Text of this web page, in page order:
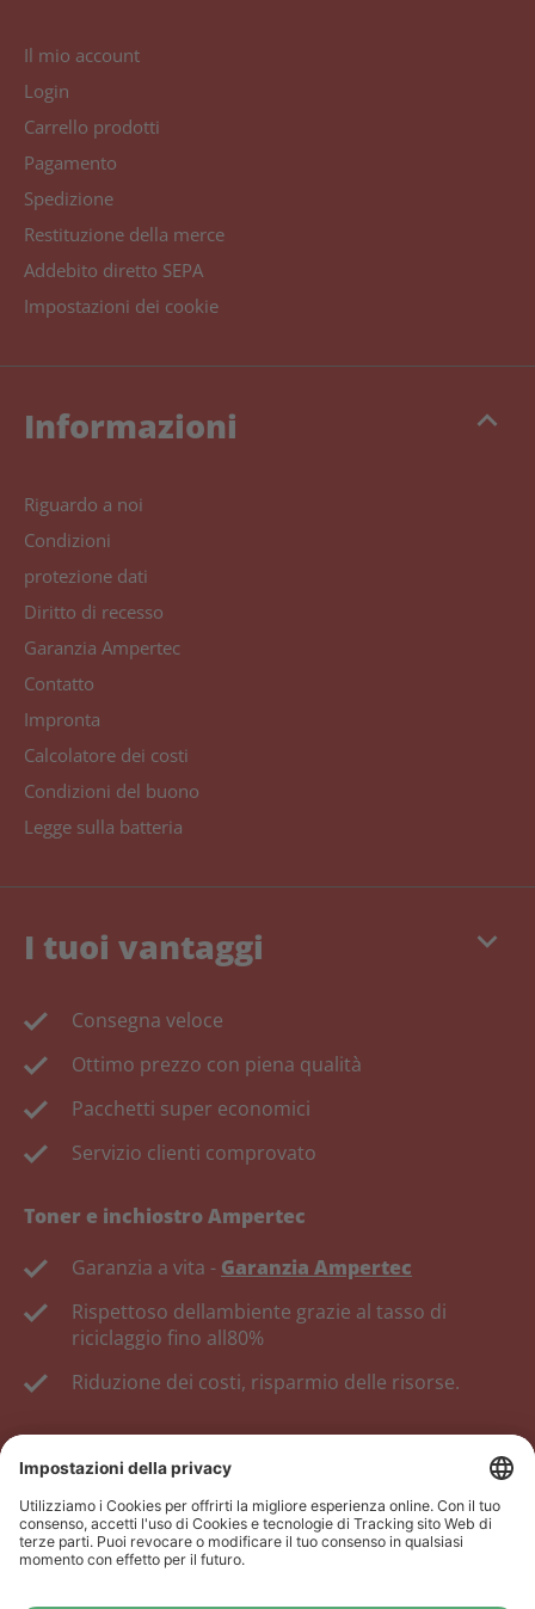
Il mio account
Login
Carrello prodotti
Pagamento
Spedizione
Restituzione della merce
Addebito diretto SEPA
Impostazioni dei cookie
keyboard_arrow_up
Informazioni
Riguardo a noi
Condizioni
protezione dati
Diritto di recesso
Garanzia Ampertec
Contatto
Impronta
Calcolatore dei costi
Condizioni del buono
Legge sulla batteria
keyboard_arrow_down
I tuoi vantaggi
Consegna veloce
Ottimo prezzo con piena qualità
Pacchetti super economici
Servizio clienti comprovato
Toner e inchiostro Ampertec
Garanzia a vita - Garanzia Ampertec
Rispettoso dellambiente grazie al tasso di
riciclaggio fino all80%
Riduzione dei costi, risparmio delle risorse.
Rivenditore:Lofferta del nostro negozio online non è
rivolta ai rivenditori. Se sei un rivenditore, registrati nel
nostro portale dei rivenditori